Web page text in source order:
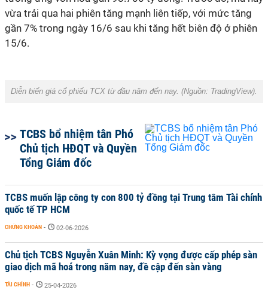
vừa trải qua hai phiên tăng mạnh liên tiếp, với mức tăng
gần 7% trong ngày 16/6 sau khi tăng hết biên độ ở phiên
15/6.
Diễn biến giá cổ phiếu TCX từ đầu năm đến nay. (Nguồn: TradingView).
TCBS bổ nhiệm tân Phó
Chủ tịch HĐQT và Quyền
Tổng Giám đốc
TCBS muốn lập công ty con 800 tỷ đồng tại Trung tâm Tài chính
quốc tế TP HCM
CHỨNG KHOÁN - 02-06-2026
Chủ tịch TCBS Nguyễn Xuân Minh: Kỳ vọng được cấp phép sàn
giao dịch mã hoá trong năm nay, đề cập đến sàn vàng
TÀI CHÍNH - 25-04-2026